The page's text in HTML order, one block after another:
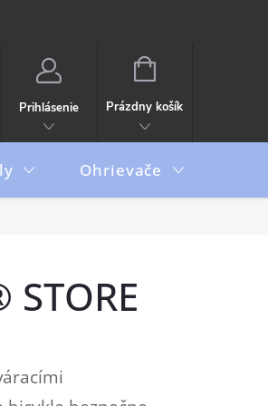
Prihlásenie
NÁKUPNÝ
Prázdny košík
Ohrievače